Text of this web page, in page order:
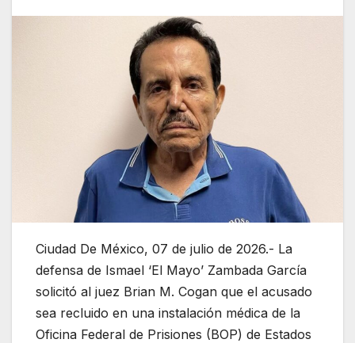
Ciudad De México, 07 de julio de 2026.- La
defensa de Ismael ‘El Mayo’ Zambada García
solicitó al juez Brian M. Cogan que el acusado
sea recluido en una instalación médica de la
Oficina Federal de Prisiones (BOP) de Estados